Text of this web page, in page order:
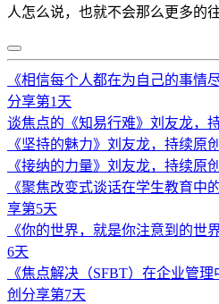
人怎么说，也就不会那么更多的
《相信每个人都在为自己的事情
分享第1天
谈焦点的《知易行难》刘友龙，
《坚持的魅力》刘友龙，持续原
《接纳的力量》刘友龙，持续原
《聚焦改变式谈话在学生教育中
享第5天
《你的世界，就是你注意到的世
6天
《焦点解决（SFBT）在企业管
创分享第7天